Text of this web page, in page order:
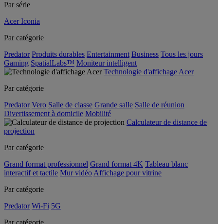
Par série
Acer Iconia
Par catégorie
Predator Produits durables Entertainment Business Tous les jours
Gaming SpatialLabs™ Moniteur intelligent
Technologie d'affichage Acer
Par catégorie
Predator Vero Salle de classe Grande salle Salle de réunion
Divertissement à domicile Mobilité
Calculateur de distance de
projection
Par catégorie
Grand format professionnel Grand format 4K Tableau blanc
interactif et tactile Mur vidéo Affichage pour vitrine
Par catégorie
Predator Wi-Fi 5G
Par catégorie